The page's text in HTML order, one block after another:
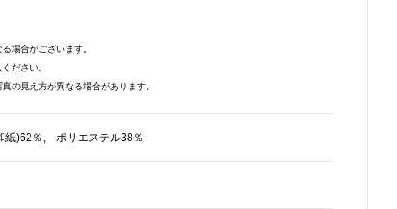
場合がございます。
ださい。
の見え方が異なる場合があります。
紙)62％, ポリエステル38％